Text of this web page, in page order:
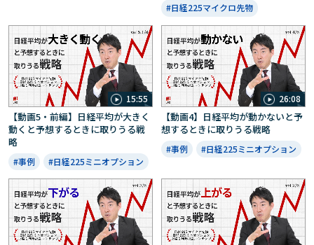
#日経225マイクロ先物
15:55
【動画5・前編】日経平均が大きく
動くと予想するときに取りうる戦
略
#事例 #日経225ミニオプション
26:08
【動画4】日経平均が動かないと予
想するときに取りうる戦略
#事例 #日経225ミニオプション